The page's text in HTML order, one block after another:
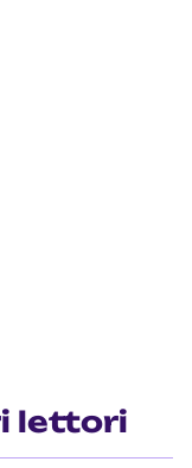
lettori